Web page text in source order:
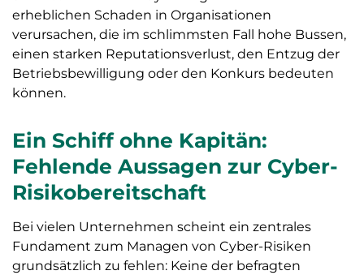
erheblichen Schaden in Organisationen
verursachen, die im schlimmsten Fall hohe Bussen,
einen starken Reputationsverlust, den Entzug der
Betriebsbewilligung oder den Konkurs bedeuten
können.
Ein Schiff ohne Kapitän:
Fehlende Aussagen zur Cyber-
Risikobereitschaft
Bei vielen Unternehmen scheint ein zentrales
Fundament zum Managen von Cyber-Risiken
grundsätzlich zu fehlen: Keine der befragten